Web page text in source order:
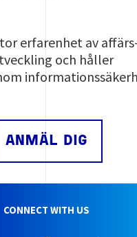
erfarenhet av
och håller
ANMÄL DIG
CONNECT WITH US